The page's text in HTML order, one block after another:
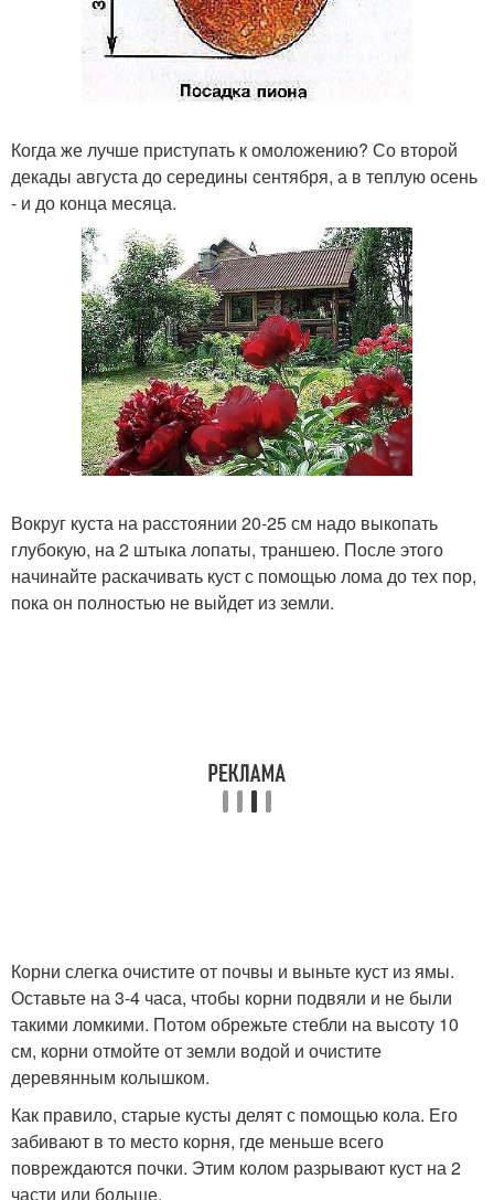
Когда же лучше приступать к омоложению? Со второй
декады августа до середины сентября, а в теплую осень
- и до конца месяца.
Вокруг куста на расстоянии 20-25 см надо выкопать
глубокую, на 2 штыка лопаты, траншею. После этого
начинайте раскачивать куст с помощью лома до тех пор,
пока он полностью не выйдет из земли.
Корни слегка очистите от почвы и выньте куст из ямы.
Оставьте на 3-4 часа, чтобы корни подвяли и не были
такими ломкими. Потом обрежьте стебли на высоту 10
см, корни отмойте от земли водой и очистите
деревянным колышком.
Как правило, старые кусты делят с помощью кола. Его
забивают в то место корня, где меньше всего
повреждаются почки. Этим колом разрывают куст на 2
части или больше.